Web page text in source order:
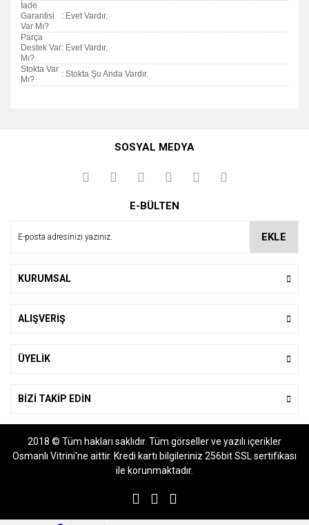
İade
Garantisi
Var Mı?
: Evet Vardır.
Parça
Destek Var
Mı?
: Evet Vardır.
Stokta Var
Mı?
: Stokta Şu Anda Vardır.
kullanarak tarafımıza iletebilirsiniz.
Görüş ve önerileriniz için teşekkür ederiz.
Ürün açıklamasında eksik bilgiler bulunuyor.
SOSYAL MEDYA
E-BÜLTEN
EKLE
KURUMSAL
ALIŞVERİŞ
ÜYELİK
BİZİ TAKİP EDİN
2018 © Tüm hakları saklıdır. Tüm görseller ve yazılı içerikler
Osmanlı Vitrini'ne aittir. Kredi kartı bilgileriniz 256bit SSL sertifikası
ile korunmaktadır.